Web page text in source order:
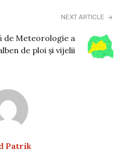
NEXT ARTICLE
de Meteorologie a
de ploi și vijelii
Patrik